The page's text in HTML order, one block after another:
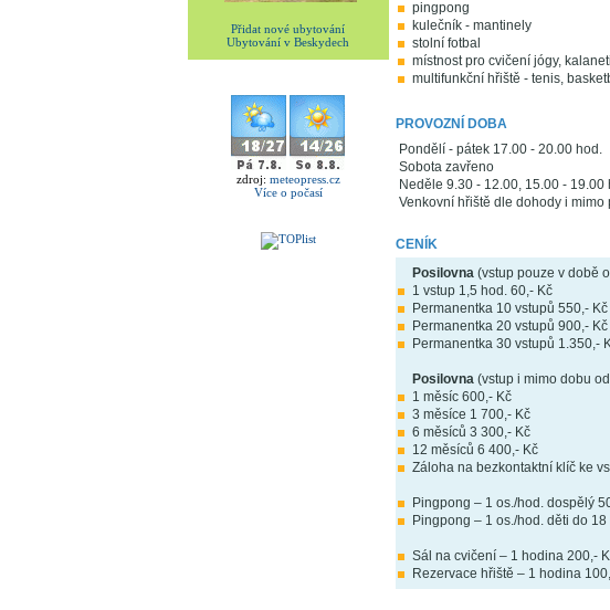
Přidat nové ubytování
Ubytování v Beskydech
zdroj: meteopress.cz
Více o počasí
pingpong
kulečník - mantinely
stolní fotbal
místnost pro cvičení jógy,
multifunkční hřiště - tenis,
PROVOZNÍ DOBA
Pondělí - pátek 17.00 - 20.00 hod.
Sobota zavřeno
Neděle 9.30 - 12.00, 15.00 - 19.00
Venkovní hřiště dle dohody i mimo
CENÍK
Posilovna(vstup pouze v době
1 vstup 1,5 hod. 60,- Kč
Permanentka 10 vstupů 550,- Kč
Permanentka 20 vstupů 900,- Kč
Permanentka 30 vstupů 1.350,-
Posilovna(vstup i mimo dobu
1 měsíc 600,- Kč
3 měsíce 1 700,- Kč
6 měsíců 3 300,- Kč
12 měsíců 6 400,- Kč
Záloha na bezkontaktní klíč ke
Pingpong – 1 os./hod. dospělý
Pingpong – 1 os./hod. děti do 18
Sál na cvičení – 1 hodina 200,-
Rezervace hřiště – 1 hodina